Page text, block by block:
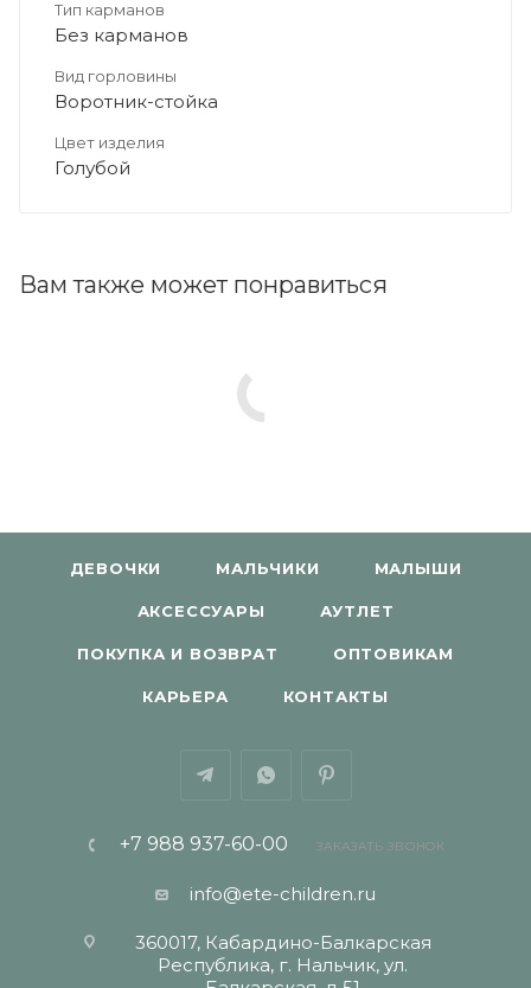
Тип карманов
Без карманов
Вид горловины
Воротник-стойка
Цвет изделия
Голубой
Вам также может понравиться
ДЕВОЧКИ МАЛЬЧИКИ МАЛЫШИ
АКСЕССУАРЫ АУТЛЕТ
ПОКУПКА И ВОЗВРАТ ОПТОВИКАМ
КАРЬЕРА КОНТАКТЫ
+7 988 937-60-00 ЗАКАЗАТЬ ЗВОНОК
info@ete-children.ru
360017, Кабардино-Балкарская
Республика, г. Нальчик, ул.